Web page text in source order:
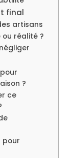
final
artisans
ou réalité ?
?
ce
pour